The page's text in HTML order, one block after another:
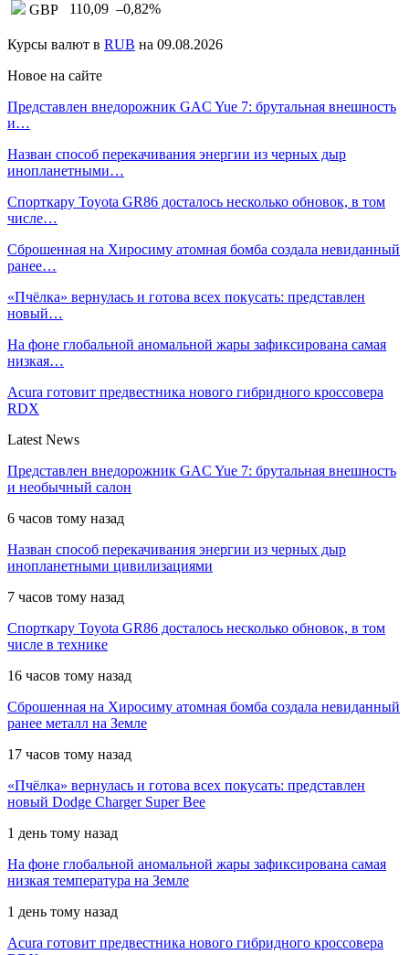
GBP
110,09 –0,82%
Курсы валют в RUB на 09.08.2026
Новое на сайте
Представлен внедорожник GAC Yue 7: брутальная внешность
и…
Назван способ перекачивания энергии из черных дыр
инопланетными…
Спорткару Toyota GR86 досталось несколько обновок, в том
числе…
Сброшенная на Хиросиму атомная бомба создала невиданный
ранее…
«Пчёлка» вернулась и готова всех покусать: представлен
новый…
На фоне глобальной аномальной жары зафиксирована самая
низкая…
Acura готовит предвестника нового гибридного кроссовера
RDX
Latest News
Представлен внедорожник GAC Yue 7: брутальная внешность
и необычный салон
6 часов тому назад
Назван способ перекачивания энергии из черных дыр
инопланетными цивилизациями
7 часов тому назад
Спорткару Toyota GR86 досталось несколько обновок, в том
числе в технике
16 часов тому назад
Сброшенная на Хиросиму атомная бомба создала невиданный
ранее металл на Земле
17 часов тому назад
«Пчёлка» вернулась и готова всех покусать: представлен
новый Dodge Charger Super Bee
1 день тому назад
На фоне глобальной аномальной жары зафиксирована самая
низкая температура на Земле
1 день тому назад
Acura готовит предвестника нового гибридного кроссовера